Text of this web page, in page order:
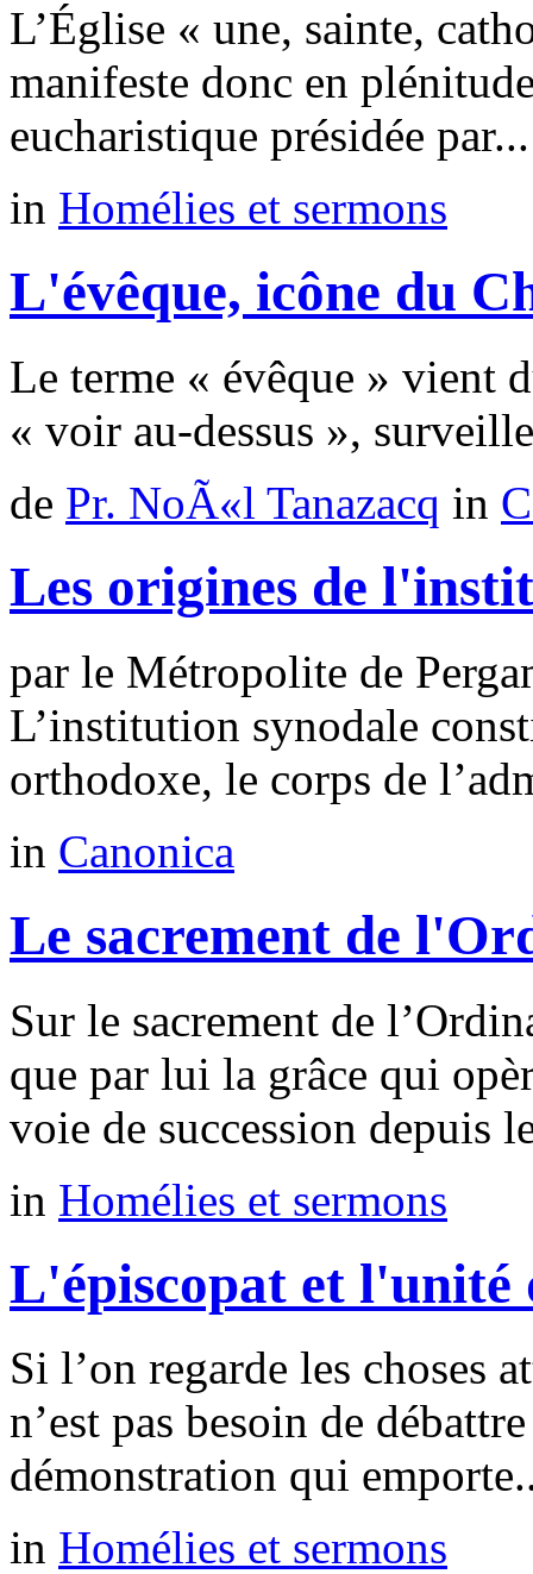
L’Église « une, sainte,
manifeste donc en
eucharistique présidée par...
in Homélies et sermons
L'évêque, icône du
Le terme « évêque » vient
« voir au-dessus »,
de Pr. NoÃ«l Tanazacq in
Les origines de
par le Métropolite de
L’institution synodale
orthodoxe, le corps de
in Canonica
Le sacrement de
Sur le sacrement de
que par lui la grâce qui
voie de succession depuis
in Homélies et sermons
L'épiscopat et l'unité
Si l’on regarde les choses
n’est pas besoin de
démonstration qui
in Homélies et sermons